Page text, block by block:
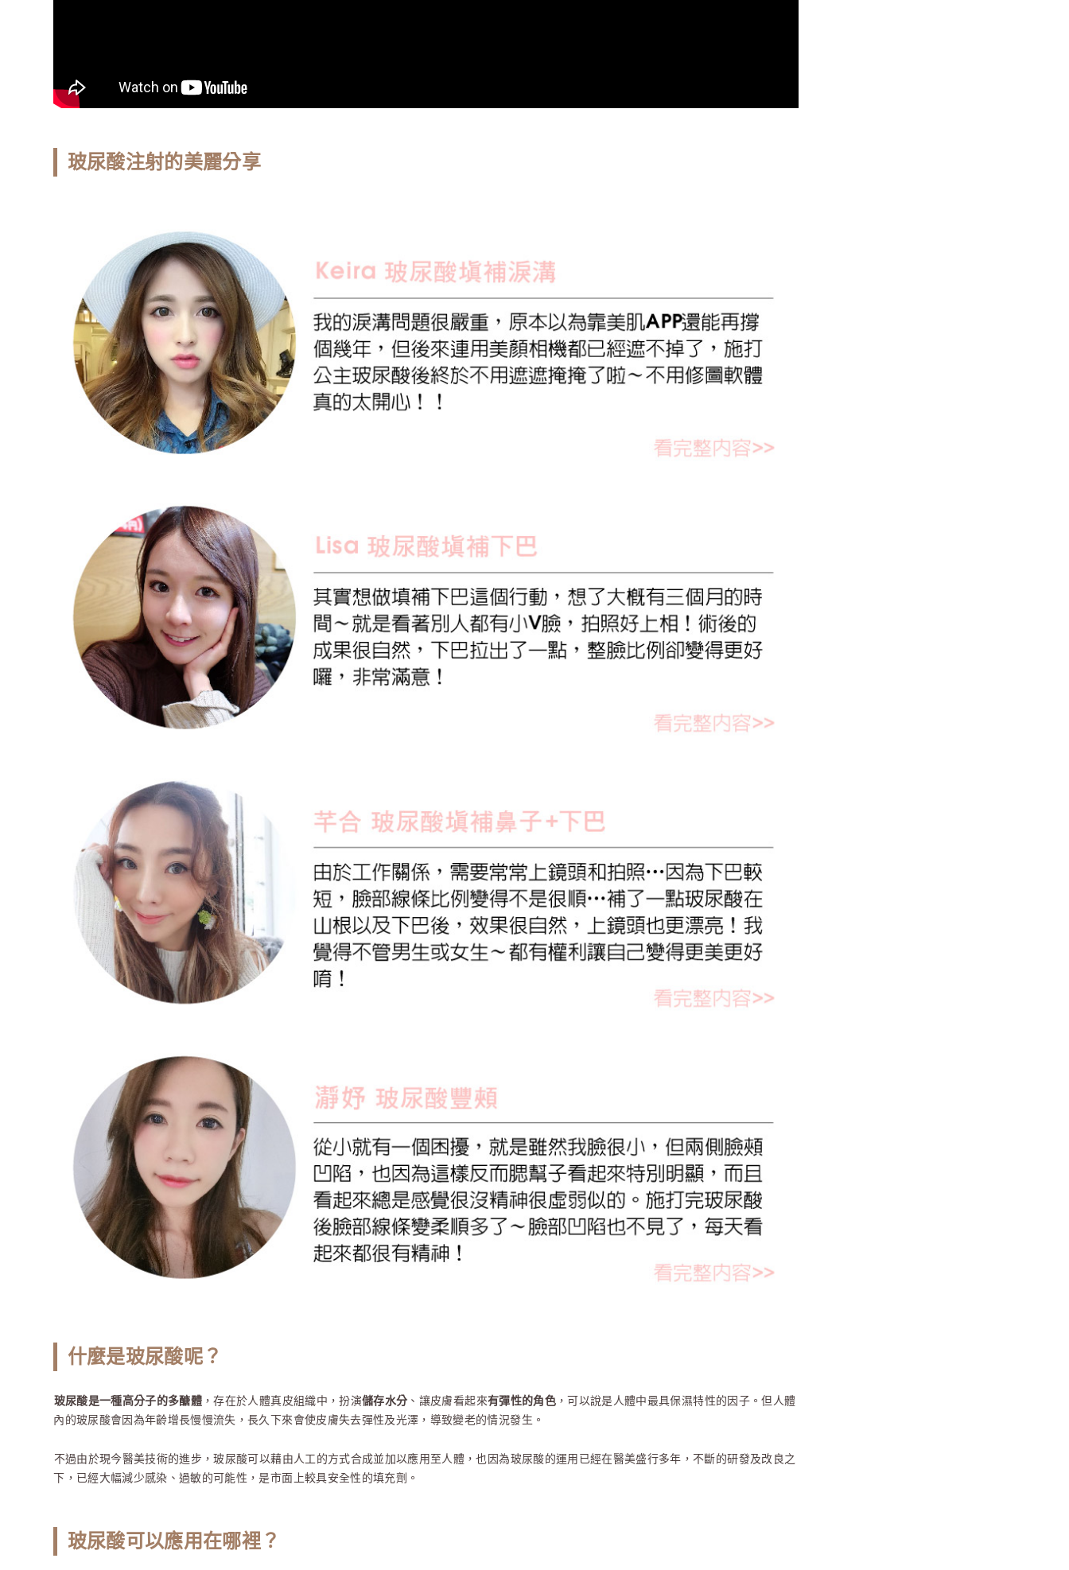
玻尿酸注射的美麗分享
什麼是玻尿酸呢？
玻尿酸是一種高分子的多醣體 ，存在於人體真皮組織中，扮演儲存水分 、讓皮膚看起來有彈性的角色，可以說是人體中最具保濕特性的因子。但人體
內的玻尿酸會因為年齡增長慢慢流失，長久下來會使皮膚失去彈性及光澤，導致變老的情況發生。
不過由於現今醫美技術的進步，玻尿酸可以藉由人工的方式合成並加以應用至人體，也因為玻尿酸的運用已經在醫美盛行多年，不斷的研發及改良之
下，已經大幅減少感染、過敏的可能性，是市面上較具安全性的填充劑。
玻尿酸可以應用在哪裡？